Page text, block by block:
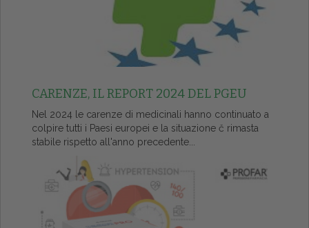
CARENZE, IL REPORT 2024 DEL PGEU
Nel 2024 le carenze di medicinali hanno continuato a
colpire tutti i Paesi europei e la situazione č rimasta
stabile rispetto all'anno precedente...